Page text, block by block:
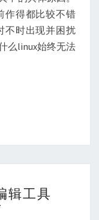
作得都比较不错
不时出现并困扰
么linux始终无法
辑工具